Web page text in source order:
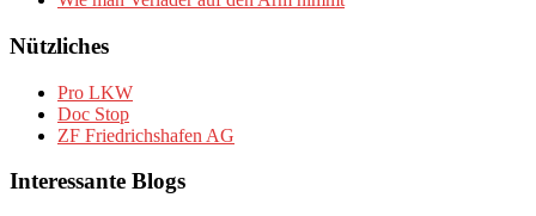
Nützliches
Pro LKW
Doc Stop
ZF Friedrichshafen AG
Interessante Blogs